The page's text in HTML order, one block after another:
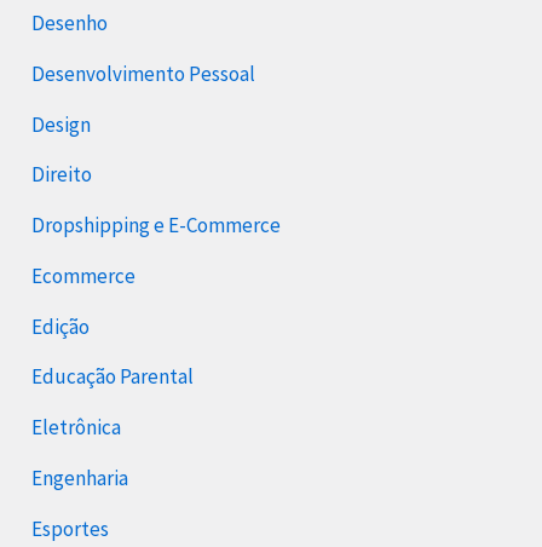
Desenho
Desenvolvimento Pessoal
Design
Direito
Dropshipping e E-Commerce
Ecommerce
Edição
Educação Parental
Eletrônica
Engenharia
Esportes